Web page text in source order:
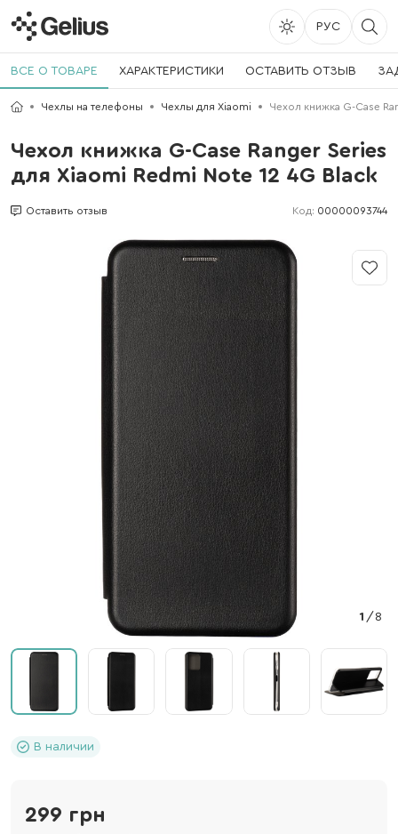
РУС
ВСЕ О ТОВАРЕ ХАРАКТЕРИСТИКИ ОСТАВИТЬ ОТЗЫВ
Чехлы на телефоны Чехлы для Xiaomi Чехол книжка G-Case
Чехол книжка G-Case Ranger Series
для Xiaomi Redmi Note 12 4G Black
Оставить отзыв Код: 00000093744
1 / 8
В наличии
299 грн